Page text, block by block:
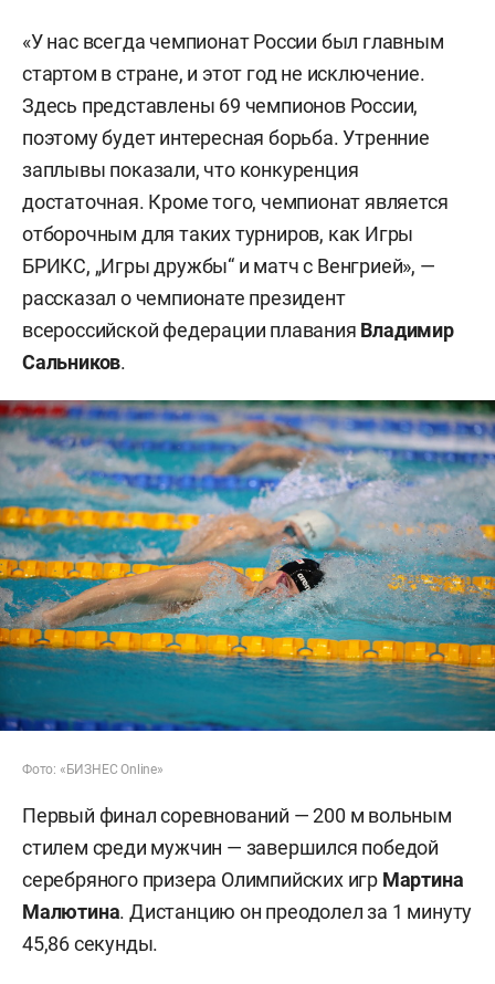
«У нас всегда чемпионат России был главным
стартом в стране, и этот год не исключение.
Здесь представлены 69 чемпионов России,
поэтому будет интересная борьба. Утренние
заплывы показали, что конкуренция
достаточная. Кроме того, чемпионат является
отборочным для таких турниров, как Игры
БРИКС, „Игры дружбы“ и матч с Венгрией», —
рассказал о чемпионате президент
всероссийской федерации плавания Владимир
Сальников.
Фото: «БИЗНЕС Online»
Первый финал соревнований — 200 м вольным
стилем среди мужчин — завершился победой
серебряного призера Олимпийских игр Мартина
Малютина. Дистанцию он преодолел за 1 минуту
45,86 секунды.